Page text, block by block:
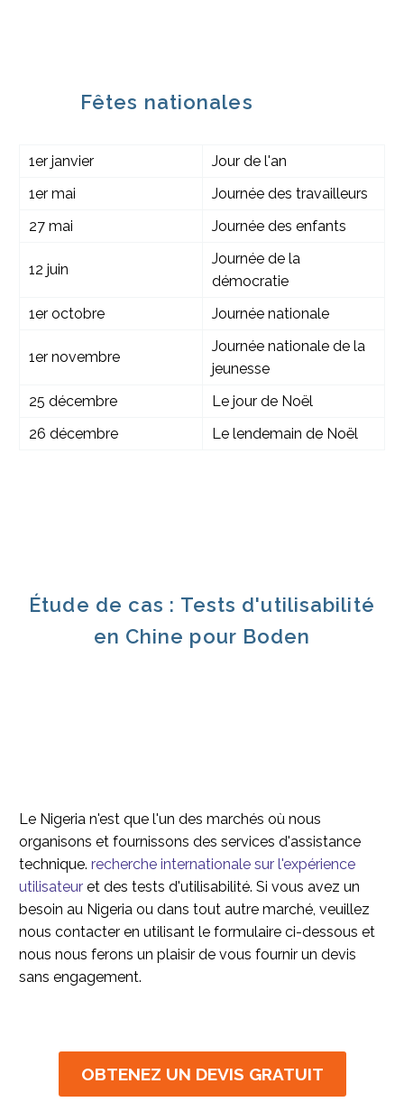
Fêtes nationales
1er janvier
Jour de l'an
1er mai
Journée des travailleurs
27 mai
Journée des enfants
12 juin
Journée de la
démocratie
1er octobre
Journée nationale
1er novembre
Journée nationale de la
jeunesse
25 décembre
Le jour de Noël
26 décembre
Le lendemain de Noël
Étude de cas : Tests d'utilisabilité
en Chine pour Boden
Le Nigeria n'est que l'un des marchés où nous
organisons et fournissons des services d'assistance
technique. recherche internationale sur l'expérience
utilisateur et des tests d'utilisabilité. Si vous avez un
besoin au Nigeria ou dans tout autre marché, veuillez
nous contacter en utilisant le formulaire ci-dessous et
nous nous ferons un plaisir de vous fournir un devis
sans engagement.
OBTENEZ UN DEVIS GRATUIT